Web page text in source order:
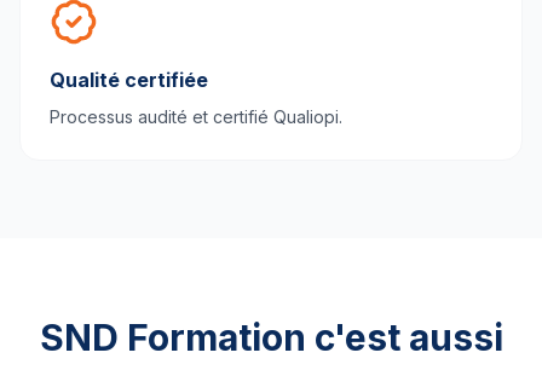
Qualité certifiée
Processus audité et certifié Qualiopi.
SND Formation c'est aussi